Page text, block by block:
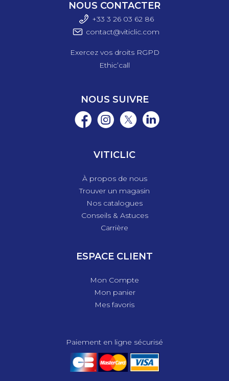
NOUS CONTACTER
+33 3 26 03 62 86
contact@viticlic.com
Exercez vos droits RGPD
Ethic’call
NOUS SUIVRE
VITICLIC
À propos de nous
Trouver un magasin
Nos catalogues
Conseils & Astuces
Carrière
ESPACE CLIENT
Mon Compte
Mon panier
Mes favoris
Paiement en ligne sécurisé